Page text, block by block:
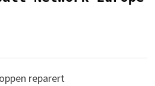
reparert